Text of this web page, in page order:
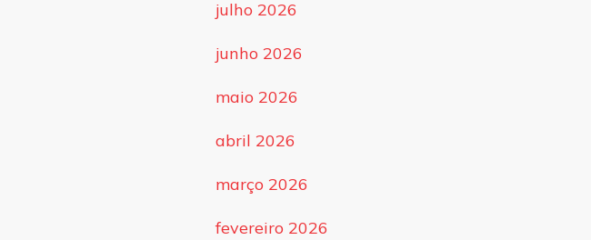
julho 2026
junho 2026
maio 2026
abril 2026
março 2026
fevereiro 2026